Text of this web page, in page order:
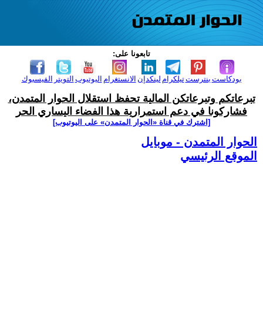
تابعونا على:
الفيسبوك التويتر اليوتيوب الانستغرام لينكدإن تيلكرامبنترست بودكاست
تبرعاتكم وتبرعاتكن المالية تحفظ استقلال الحوار المتمدن،
فشاركونا في دعم استمرارية هذا الفضاء اليساري الحر
[اشترك في قناة ‫«الحوار المتمدن» على اليوتيوب]
الحوار المتمدن - موبايل
الموقع الرئيسي